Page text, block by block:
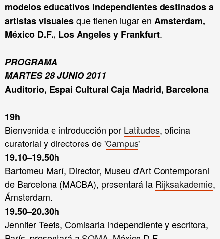
modelos educativos independientesdestinados a
artistas visualesque tienen lugar en Amsterdam,
México D.F., Los Angeles y Frankfurt.
PROGRAMA
MARTES 28 JUNIO 2011
Auditorio, Espai Cultural Caja Madrid, Barcelona
19h
Bienvenida e introducción por Latitudes, oficina
curatorial y directores de'Campus'
19.10–19.50h
Bartomeu Marí, Director, Museu d'Art Contemporani
de Barcelona (MACBA), presentará la Rijksakademie,
Ámsterdam.
19.50–20.30h
Jennifer Teets, Comisaria independiente y escritora,